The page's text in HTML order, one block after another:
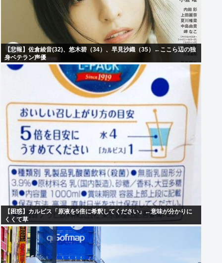
【悲報】佐倉綾音(32)、悠木碧（34）、早見沙織（35）←ここら辺の独
身ベテラン声優
【困惑】カルピス「原液を5倍に希釈してください」←意味が分かりに
くくて草